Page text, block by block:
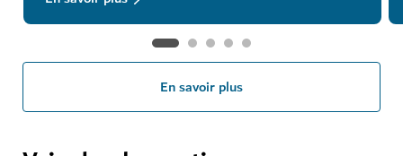
En savoir plus